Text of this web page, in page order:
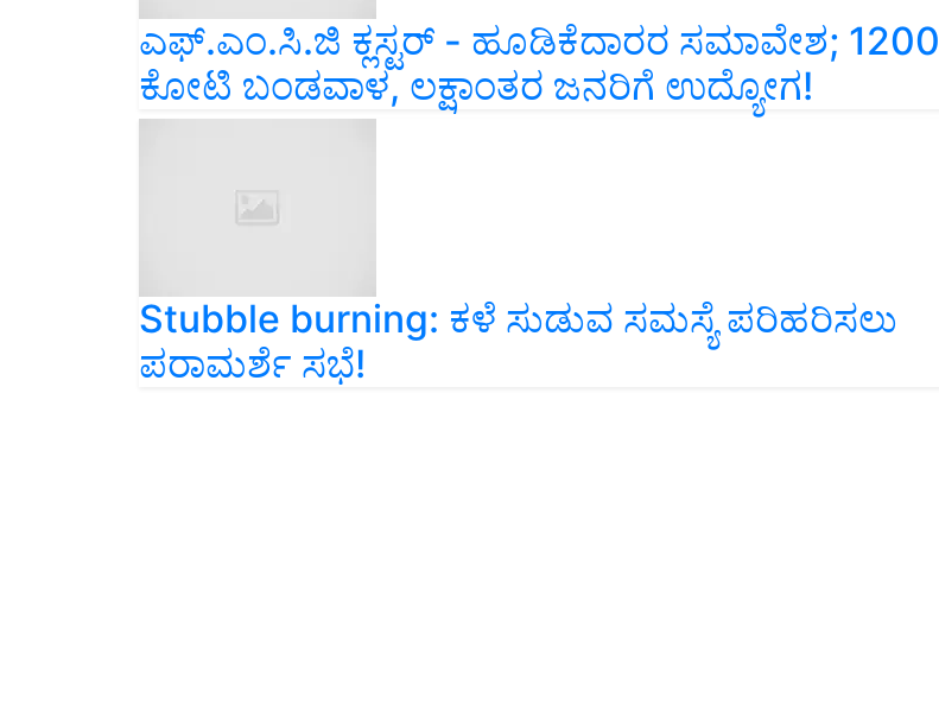
ಎಫ್.ಎಂ.ಸಿ.ಜಿ ಕ್ಲಸ್ಟರ್ - ಹೂಡಿಕೆದಾರರ ಸಮಾವೇಶ; 1200
ಕೋಟಿ ಬಂಡವಾಳ, ಲಕ್ಷಾಂತರ ಜನರಿಗೆ ಉದ್ಯೋಗ!
Stubble burning: ಕಳೆ ಸುಡುವ ಸಮಸ್ಯೆ ಪರಿಹರಿಸಲು
ಪರಾಮರ್ಶೆ ಸಭೆ!